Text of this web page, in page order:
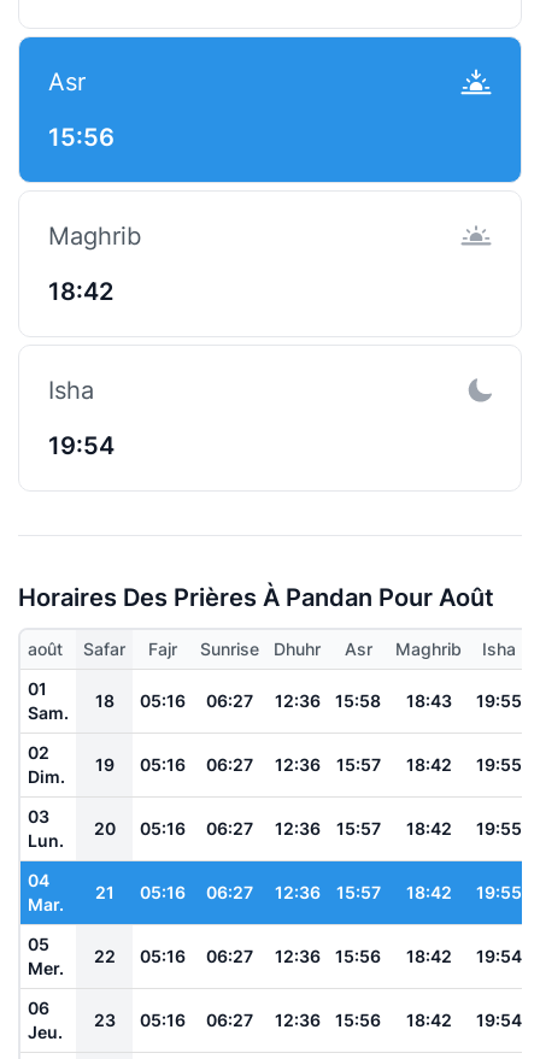
Asr
15:56
Maghrib
18:42
Isha
19:54
Horaires Des Prières À Pandan Pour Août
août Safar Fajr Sunrise Dhuhr Asr Maghrib
Isha
01
Sam.
18 05:16 06:27 12:36 15:58 18:43 19:55
02
Dim.
19 05:16 06:27 12:36 15:57 18:42 19:55
03
Lun.
20 05:16 06:27 12:36 15:57 18:42 19:55
04
Mar.
21 05:16 06:27 12:36 15:57 18:42 19:55
05
Mer.
22 05:16 06:27 12:36 15:56 18:42 19:54
06
Jeu.
23 05:16 06:27 12:36 15:56 18:42 19:54